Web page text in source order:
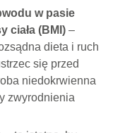
w pasie
ciała (BMI)–
dieta i ruch
się przed
niedokrwienna
zwyrodnienia